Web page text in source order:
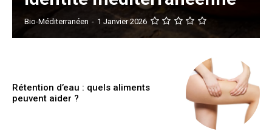
Bio-Méditerranéen - 1 Janvier 2026
Rétention d’eau : quels aliments
peuvent aider ?